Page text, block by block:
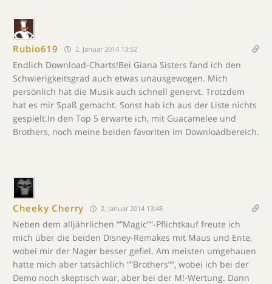
Rubio619 2. Januar 2014 13:52
Endlich Download-Charts!Bei Giana Sisters fand ich den
Schwierigkeitsgrad auch etwas unausgewogen. Mich
persönlich hat die Musik auch schnell genervt. Trotzdem
hat es mir Spaß gemacht. Sonst hab ich aus der Liste nichts
gespielt.In den Top 5 erwarte ich, mit Guacamelee und
Brothers, noch meine beiden favoriten im Downloadbereich.
Cheeky Cherry 2. Januar 2014 13:48
Neben dem alljährlichen “”Magic””-Pflichtkauf freute ich
mich über die beiden Disney-Remakes mit Maus und Ente,
wobei mir der Nager besser gefiel. Am meisten umgehauen
hatte mich aber tatsächlich “”Brothers””, wobei ich bei der
Demo noch skeptisch war, aber bei der M!-Wertung. Dann